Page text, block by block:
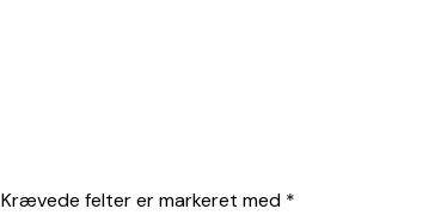
Krævede felter er markeret med *